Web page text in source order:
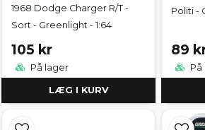
1968 Dodge Charger R/T -
Sort - Greenlight - 1:64
105 kr
På lager
LÆG I KURV
Politi -
89
På